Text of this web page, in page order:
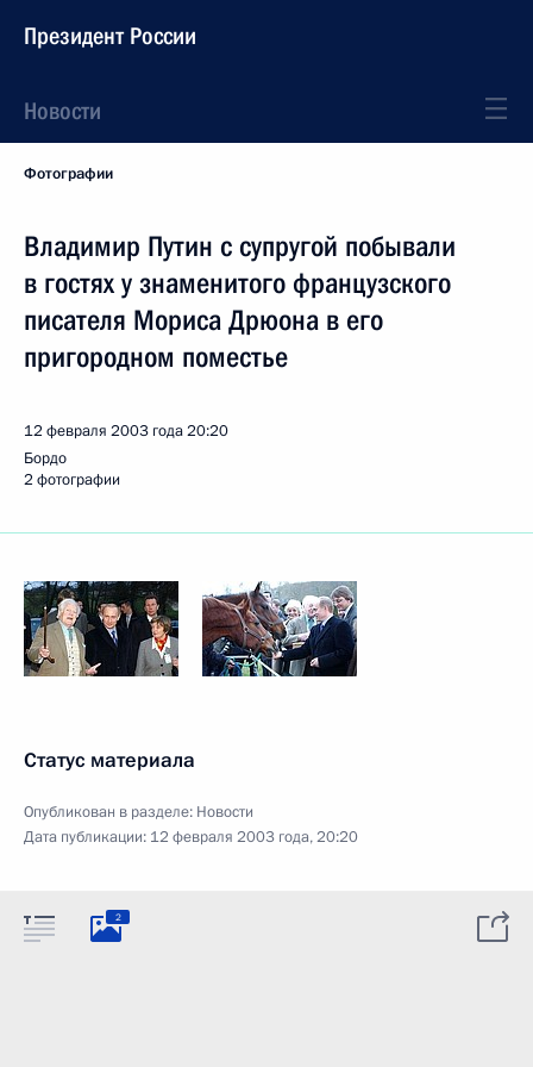
Президент России
Новости
Фотографии
Владимир Путин с супругой побывали
в гостях у знаменитого французского
писателя Мориса Дрюона в его
пригородном поместье
12 февраля 2003 года20:20
Бордо
2 фотографии
Статус материала
Опубликован в разделе: Новости
Дата публикации: 12 февраля 2003 года, 20:20
2